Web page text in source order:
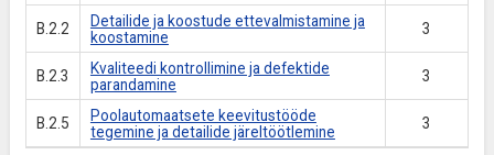
B.2.2
Detailide ja koostude ettevalmistamine ja
koostamine
3
B.2.3
Kvaliteedi kontrollimine ja defektide
parandamine
3
B.2.5
Poolautomaatsete keevitustööde
tegemine ja detailide järeltöötlemine
3